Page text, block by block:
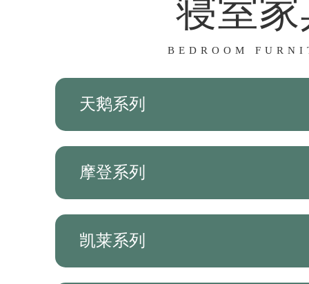
寝室
BEDROOM
天鹅系列
摩登系列
凯莱系列